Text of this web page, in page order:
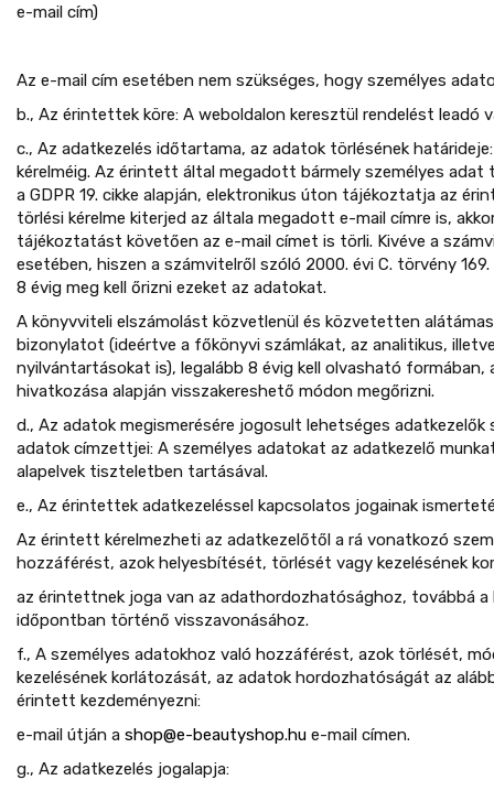
e-mail cím)
Az e-mail cím esetében nem szükséges, hogy személyes
b., Az érintettek köre: A weboldalon keresztül rendelést leadó
c., Az adatkezelés időtartama, az adatok törlésének
kérelméig. Az érintett által megadott bármely személyes adat
a GDPR 19. cikke alapján, elektronikus úton tájékoztatja az
törlési kérelme kiterjed az általa megadott e-mail címre is,
tájékoztatást követően az e-mail címet is törli. Kivéve a
esetében, hiszen a számvitelről szóló 2000. évi C. törvény
8 évig meg kell őrizni ezeket az adatokat.
A könyvviteli elszámolást közvetlenül és közvetetten
bizonylatot (ideértve a főkönyvi számlákat, az analitikus,
nyilvántartásokat is), legalább 8 évig kell olvasható formában,
hivatkozása alapján visszakereshető módon megőrizni.
d., Az adatok megismerésére jogosult lehetséges adatkezelők
adatok címzettjei: A személyes adatokat az adatkezelő
alapelvek tiszteletben tartásával.
e., Az érintettek adatkezeléssel kapcsolatos jogainak
Az érintett kérelmezheti az adatkezelőtől a rá vonatkozó
hozzáférést, azok helyesbítését, törlését vagy kezelésének
az érintettnek joga van az adathordozhatósághoz, továbbá a
időpontban történő visszavonásához.
f., A személyes adatokhoz való hozzáférést, azok törlését,
kezelésének korlátozását, az adatok hordozhatóságát az
érintett kezdeményezni:
e-mail útján a shop@e-beautyshop.hu ​ e-mail címen.
g., Az adatkezelés jogalapja: